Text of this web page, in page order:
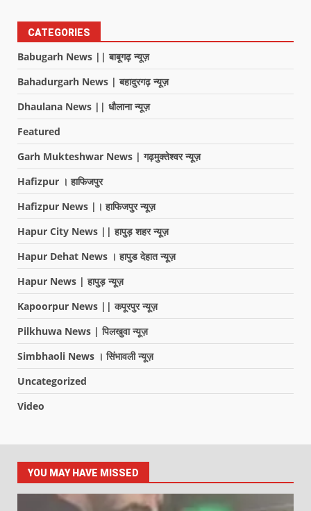
CATEGORIES
Babugarh News || बाबूगढ़ न्यूज़
Bahadurgarh News | बहादुरगढ़ न्यूज़
Dhaulana News || धौलाना न्यूज़
Featured
Garh Mukteshwar News | गढ़मुक्तेश्वर न्यूज़
Hafizpur । हाफिजपुर
Hafizpur News |। हाफिजपुर न्यूज़
Hapur City News || हापुड़ शहर न्यूज़
Hapur Dehat News । हापुड देहात न्यूज़
Hapur News | हापुड़ न्यूज़
Kapoorpur News || कपूरपुर न्यूज़
Pilkhuwa News | पिलखुवा न्यूज़
Simbhaoli News । सिंभावली न्यूज़
Uncategorized
Video
YOU MAY HAVE MISSED